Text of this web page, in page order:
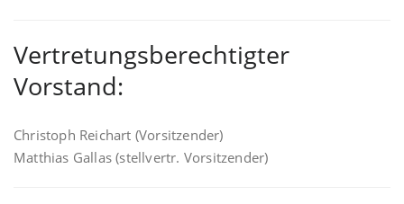
Vertretungsberechtigter
Vorstand:
Christoph Reichart (Vorsitzender)
Matthias Gallas (stellvertr. Vorsitzender)